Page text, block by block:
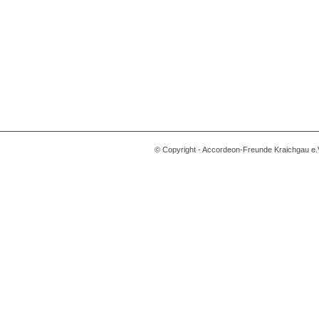
© Copyright - Accordeon-Freunde Kraichgau